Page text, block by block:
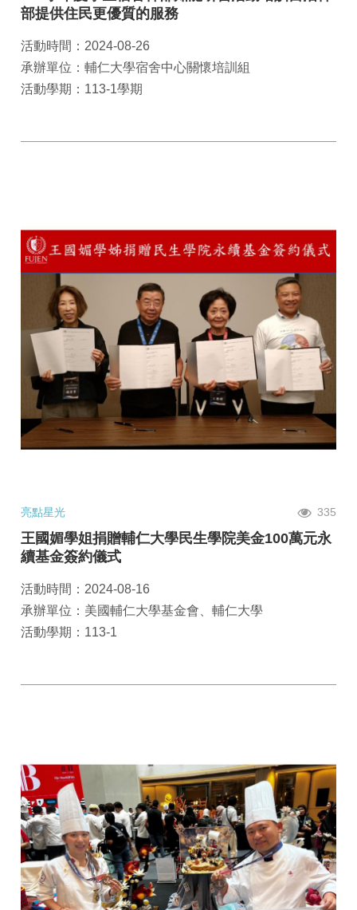
部提供住民更優質的服務
活動時間：2024-08-26
承辦單位：輔仁大學宿舍中心關懷培訓組
活動學期：113-1學期
亮點星光 335
王國媚學姐捐贈輔仁大學民生學院美金100萬元永
續基金簽約儀式
活動時間：2024-08-16
承辦單位：美國輔仁大學基金會、輔仁大學
活動學期：113-1